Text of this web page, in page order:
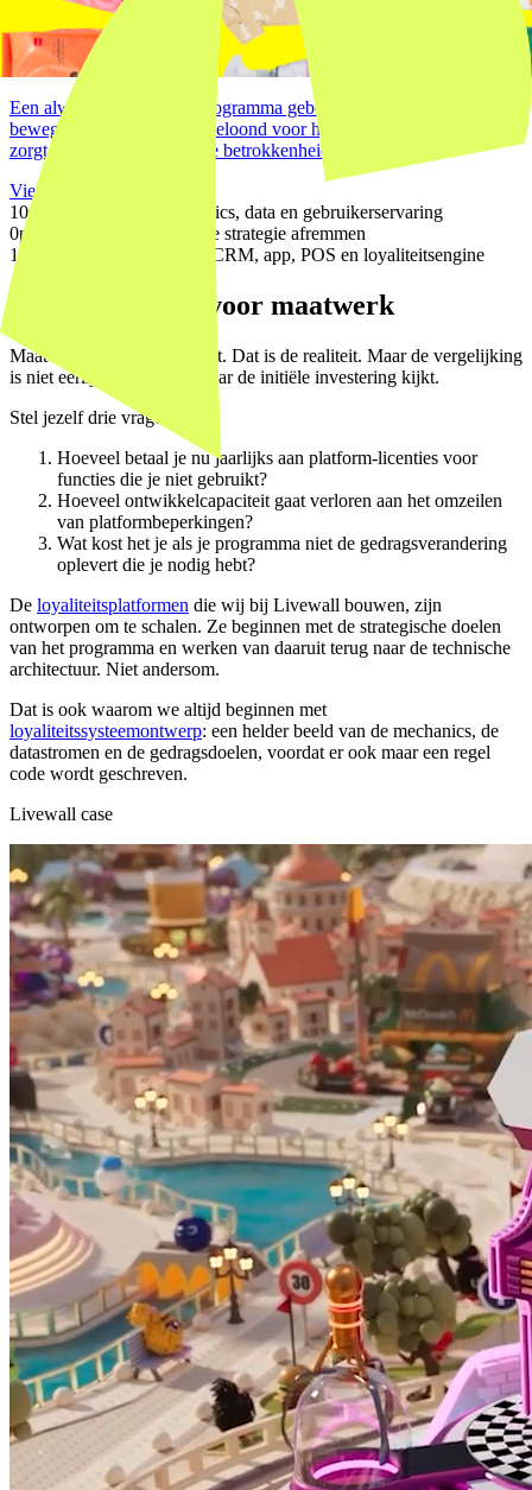
Livewall case
Decathlon always-on loyalty
Een always-on loyaliteitsprogramma gebouwd rond dagelijkse
beweging. Leden worden beloond voor hun actieve leefstijl, wat
zorgt voor diepe, structurele betrokkenheid bij het merk.
View case →
100%
controle over mechanics, data en gebruikerservaring
0platformbeperkingen die je strategie afremmen
1 geïntegreerd ecosysteem: CRM, app, POS en loyaliteitsengine
De businesscase voor maatwerk
Maatwerk kost meer upfront. Dat is de realiteit. Maar de vergelijking
is niet eerlijk als je alleen naar de initiële investering kijkt.
Stel jezelf drie vragen:
Hoeveel betaal je nu jaarlijks aan platform-licenties voor
functies die je niet gebruikt?
Hoeveel ontwikkelcapaciteit gaat verloren aan het omzeilen
van platformbeperkingen?
Wat kost het je als je programma niet de gedragsverandering
oplevert die je nodig hebt?
De loyaliteitsplatformen die wij bij Livewall bouwen, zijn
ontworpen om te schalen. Ze beginnen met de strategische doelen
van het programma en werken van daaruit terug naar de technische
architectuur. Niet andersom.
Dat is ook waarom we altijd beginnen met
loyaliteitssysteemontwerp: een helder beeld van de mechanics, de
datastromen en de gedragsdoelen, voordat er ook maar een regel
code wordt geschreven.
Livewall case